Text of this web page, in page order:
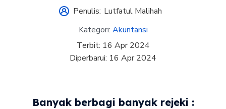
Penulis: Lutfatul Malihah
Kategori: Akuntansi
Terbit: 16 Apr 2024
Diperbarui: 16 Apr 2024
Banyak berbagi banyak rejeki :